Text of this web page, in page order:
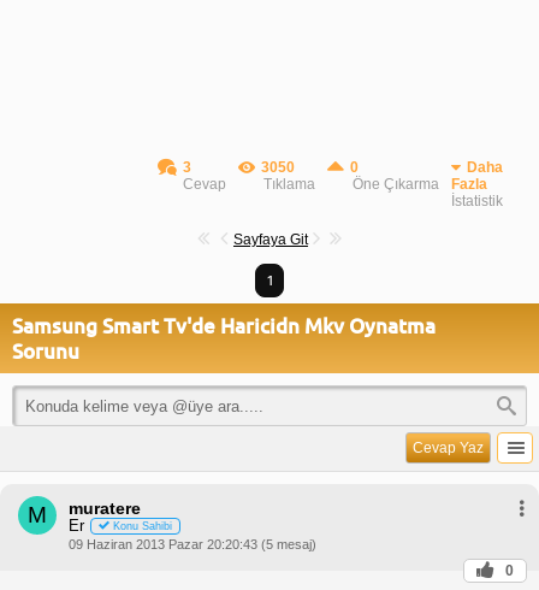
3
Cevap
3050
Tıklama
0
Öne Çıkarma
Daha
Fazla
İstatistik
Sayfaya Git
1
Samsung Smart Tv'de Haricidn Mkv Oynatma
Sorunu
Cevap Yaz
M muratere
Er Konu Sahibi
09 Haziran 2013 Pazar 20:20:43 (5 mesaj)
0